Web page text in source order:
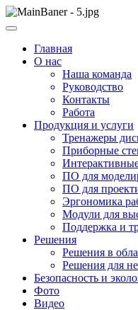
Skip
to
ООО НПП
ООО НПП "АТП" –
Главная
О нас
Наша команда
Руководство
Контакты
Работа
Продукция и услуги
Тренажеры
Приборные
ПО для
ПО для
Эргономика
Модули для
Поддержка и
Решения
Решения в
Решения для
Безопасность и
Фото
Видео